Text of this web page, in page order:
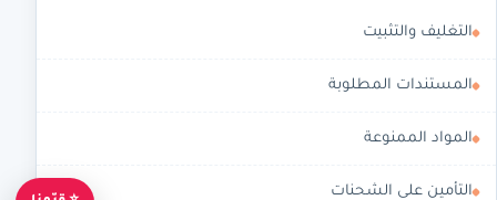
التغليف والتثبيت
المستندات المطلوبة
المواد الممنوعة
التأمين على الشحنات